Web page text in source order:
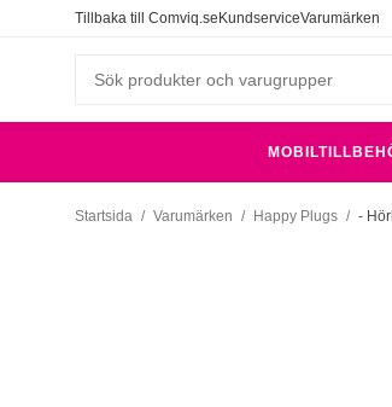
Tillbaka till Comviq.seKundserviceVarumärken
Startsida / Varumärken / Happy Plugs / -